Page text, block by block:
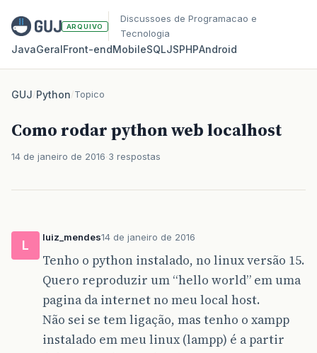
ARQUIVO
Discussoes de Programacao e
Tecnologia
JavaGeralFront‑endMobileSQLJSPHPAndroid
GUJ/Python/Topico
Como rodar python web localhost
14 de janeiro de 2016 3 respostas
L
luiz_mendes14 de janeiro de 2016
Tenho o python instalado, no linux versão 15.
Quero reproduzir um “hello world” em uma
pagina da internet no meu local host.
Não sei se tem ligação, mas tenho o xampp
instalado em meu linux (lampp) é a partir